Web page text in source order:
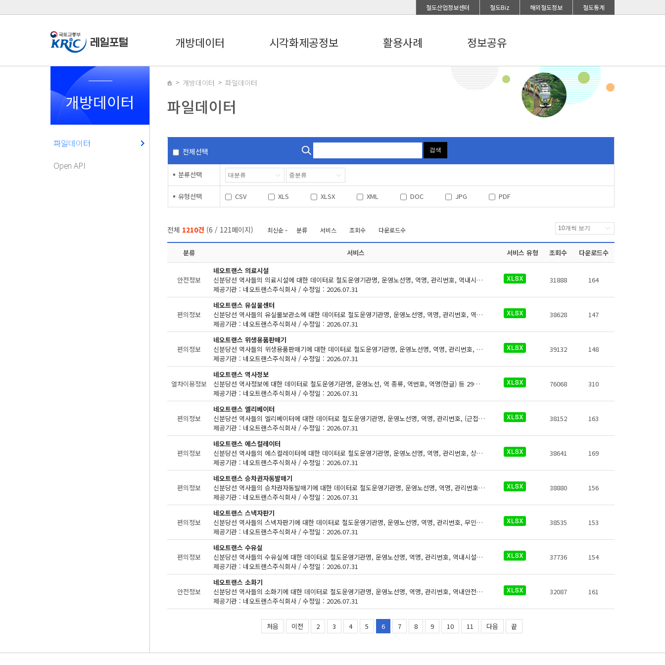
철도산업정보센터 철도Biz 해외철도정보 철도통계
개방데이터 시각화제공정보 활용사례 정보공유
개방데이터
파일데이터
Open API
개방데이터 파일데이터
파일데이터
전체선택 검색
분류선택
유형선택 CSV XLS XLSX XML DOC JPG PDF
전체 1210건 (6 / 121페이지) 최신순 분류 서비스 조회수 다운로드수
분류 서비스 서비스 유형 조회수 다운로드수
안전정보
네오트랜스 의료시설
신분당선 역사들의 의료시설에 대한 데이터로 철도운영기관명, 운영노선명, 역명, 관리번호, 역내시설구분, 지상지하구분, 역층, (근접) 출입구번호, 상세위치, 이용시간, 전화번호, 데이터 기준일자, 참고사항이 있습니다.
제공기관 : 네오트랜스주식회사 / 수정일 : 2026.07.31
31888 164
편의정보
네오트랜스 유실물센터
신분당선 역사들의 유실물보관소에 대한 데이터로 철도운영기관명, 운영노선명, 역명, 관리번호, 역내시설구분, 지상지하구분, 역층, (근접) 출입구번호, 상세위치, 이용시간, 전화번호, 데이터 기준일자, 참고사항이 있습니다.
제공기관 : 네오트랜스주식회사 / 수정일 : 2026.07.31
38628 147
편의정보
네오트랜스 위생용품판매기
신분당선 역사들의 위생용품판매기에 대한 데이터로 철도운영기관명, 운영노선명, 역명, 관리번호, 무인편의시설구분, 크기코드, 지상지하구분, 역층, 상세위치, 시설수, 이용요금, 운영사, 전화번호, 데이터 기준일자, 참고사항이 있습니다.
제공기관 : 네오트랜스주식회사 / 수정일 : 2026.07.31
39132 148
열차이용정보
네오트랜스 역사정보
신분당선 역사정보에 대한 데이터로 철도운영기관명, 운영노선, 역 종류, 역번호, 역명(한글) 등 29종의 데이터가 있습니다.
제공기관 : 네오트랜스주식회사 / 수정일 : 2026.07.31
76068 310
편의정보
네오트랜스 엘리베이터
신분당선 역사들의 엘리베이터에 대한 데이터로 철도운영기관명, 운영노선명, 역명, 관리번호, (근접)출입구번호, 상세위치, 시작층(지상/지하), 시작층(운행역층), 종료층(지상/지하), 종료층(운행역층), 정원(인원수), 정원(중량)(kg), 승강기 상태, 승강기 일련번호, 데이터 기준일자, 참고사항이 있습니다.
제공기관 : 네오트랜스주식회사 / 수정일 : 2026.07.31
38152 163
편의정보
네오트랜스 에스컬레이터
신분당선 역사들의 에스컬레이터에 대한 데이터로 철도운영기관명, 운영노선명, 역명, 관리번호, 상하행구분, (근접)출입구번호, 시작층(지상/지하), 시작층(운행역층), 시작층(상세위치), 종료층(지상/지하), 종료층(운행역층), 종료층(상세위치), 승강기 상태, 승강기형폭, 승강기 일련번호, 데이터 기준일자, 참고사항이 있습니다.
제공기관 : 네오트랜스주식회사 / 수정일 : 2026.07.31
38641 169
편의정보
네오트랜스 승차권자동발매기
신분당선 역사들의 승차권자동발매기에 대한 데이터로 철도운영기관명, 운영노선명, 역명, 관리번호, 발매기 유형, 지상지하구분, 역층, (근접)출구번호, 상세위치, 발매기수, 데이터 기준일자, 참고사항이 있습니다.
제공기관 : 네오트랜스주식회사 / 수정일 : 2026.07.31
38880 156
편의정보
네오트랜스 스낵자판기
신분당선 역사들의 스넥자판기에 대한 데이터로 철도운영기관명, 운영노선명, 역명, 관리번호, 무인편의시설구분, 크기코드, 지상지하구분, 역층, 상세위치, 시설수, 이용요금, 운영사, 전화번호, 데이터 기준일자, 참고사항이 있습니다.
제공기관 : 네오트랜스주식회사 / 수정일 : 2026.07.31
38535 153
편의정보
네오트랜스 수유실
신분당선 역사들의 수유실에 대한 데이터로 철도운영기관명, 운영노선명, 역명, 관리번호, 역내시설구분, 지상지하구분, 역층, (근접) 출입구번호, 상세위치, 수유실유아침대수, 수유실 소파수, 수유실 전자레인지 수, 수유실 간이세면대 수, 이용시간, 전화번호, 데이터 기준일자, 참고사항이 있습니다.
제공기관 : 네오트랜스주식회사 / 수정일 : 2026.07.31
37736 154
안전정보
네오트랜스 소화기
신분당선 역사들의 소화기에 대한 데이터로 철도운영기관명, 운영노선명, 역명, 관리번호, 역내안전설비구분, 지상지하구분, 역층, 역층구분, (근접) 출입구번호, 상세위치, 소화기종류, 보유대수, 데이터 기준일자, 참고사항이 있습니다.
제공기관 : 네오트랜스주식회사 / 수정일 : 2026.07.31
32087 161
처음 이전 2 3 4 5 6 7 8 9 10 11 다음 끝